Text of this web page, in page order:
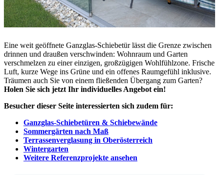
Eine weit geöffnete Ganzglas-Schiebetür lässt die Grenze zwischen
drinnen und draußen verschwinden: Wohnraum und Garten
verschmelzen zu einer einzigen, großzügigen Wohlfühlzone. Frische
Luft, kurze Wege ins Grüne und ein offenes Raumgefühl inklusive.
Träumen auch Sie von einem fließenden Übergang zum Garten?
Holen Sie sich jetzt Ihr individuelles Angebot ein!
Besucher dieser Seite interessierten sich zudem für:
Ganzglas-Schiebetüren & Schiebewände
Sommergärten nach Maß
Terrassenverglasung in Oberösterreich
Wintergarten
Weitere Referenzprojekte ansehen